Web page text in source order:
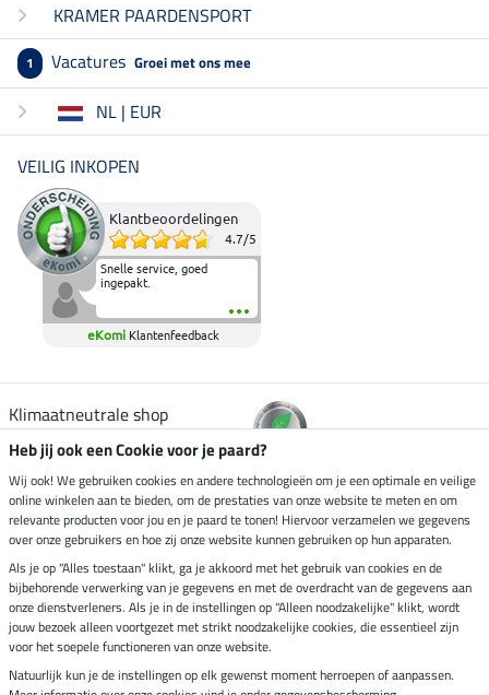
KRAMER PAARDENSPORT
1 Vacatures Groei met ons mee
NL | EUR
VEILIG INKOPEN
Klantbeoordelingen
4.7/5
Snelle service, goed
ingepakt.
eKomi Klantenfeedback
Klimaatneutrale shop
Verzending per
Veilig betalen met
Impressum
Heb jij ook een Cookie voor je paard?
Wij ook! We gebruiken cookies en andere technologieën om je een optimale en veilige
online winkelen aan te bieden, om de prestaties van onze website te meten en om
relevante producten voor jou en je paard te tonen! Hiervoor verzamelen we gegevens
over onze gebruikers en hoe zij onze website kunnen gebruiken op hun apparaten.
Als je op "Alles toestaan" klikt, ga je akkoord met het gebruik van cookies en de
bijbehorende verwerking van je gegevens en met de overdracht van de gegevens aan
onze dienstverleners. Als je in de instellingen op "Alleen noodzakelijke" klikt, wordt
jouw bezoek alleen voortgezet met strikt noodzakelijke cookies, die essentieel zijn
voor het soepele functioneren van onze website.
Natuurlijk kun je de instellingen op elk gewenst moment herroepen of aanpassen.